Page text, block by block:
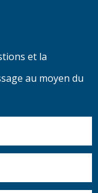
et la
au moyen du